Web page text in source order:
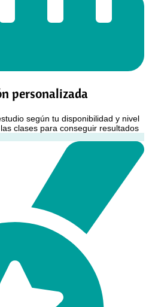
personalizada
según tu disponibilidad y nivel
clases para conseguir resultados